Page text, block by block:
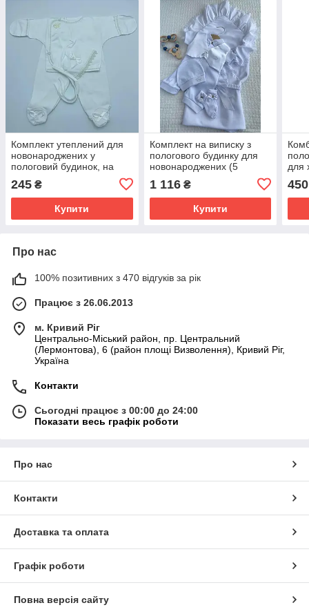
Комплект утеплений для
новонароджених у
пологовий будинок, на
виписку зріст 56 см (0 - 1
місяць) Намистинка Lari
Кремовий
245 ₴
Купити
Комплект на виписку з
пологового будинку для
новонароджених (5
предметів) "Мрія/Даніель"
зріст 56 см Lari Білий
1 116₴
Купити
для
450
Про нас
100% позитивних з 470 відгуків за рік
Працює з 26.06.2013
м. Кривий Ріг
Центрально-Міський район, пр. Центральний
(Лермонтова), 6 (район площі Визволення), Кривий Ріг,
Україна
Контакти
Сьогодні працює з 00:00 до 24:00
Показати весь графік роботи
Про нас
Контакти
Доставка та оплата
Графік роботи
Повна версія сайту